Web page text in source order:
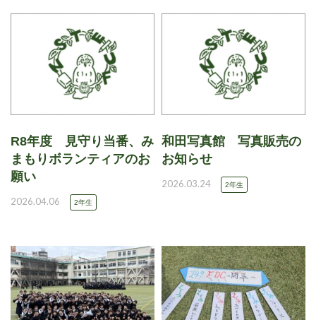
R8年度 見守り当番、み
まもりボランティアのお
願い
2026.04.06 2年生
和田写真館 写真販売の
お知らせ
2026.03.24 2年生